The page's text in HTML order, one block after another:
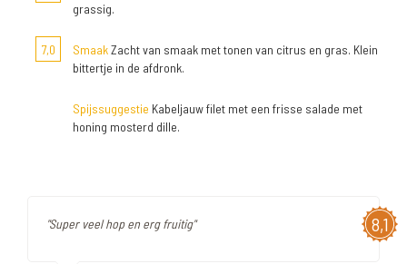
grassig.
7,0 SmaakZacht van smaak met tonen van citrus en gras. Klein
bittertje in de afdronk.
Spijssuggestie Kabeljauw filet met een frisse salade met
honing mosterd dille.
8,1
"Super veel hop en erg fruitig"